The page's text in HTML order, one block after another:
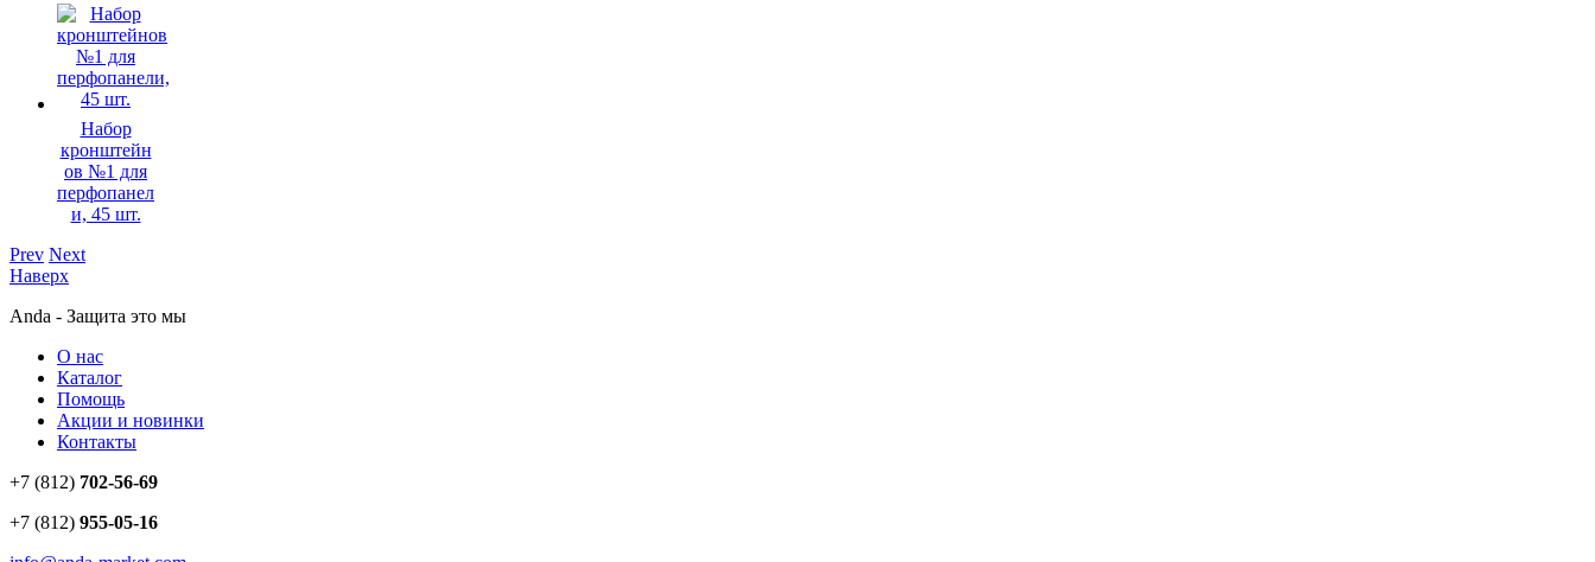
Набор
кронштейн
ов №1 для
перфопанел
и, 45 шт.
Prev Next
Наверх
Anda - Защита это мы
О нас
Каталог
Помощь
Акции и новинки
Контакты
+7 (812) 702-56-69
+7 (812) 955-05-16